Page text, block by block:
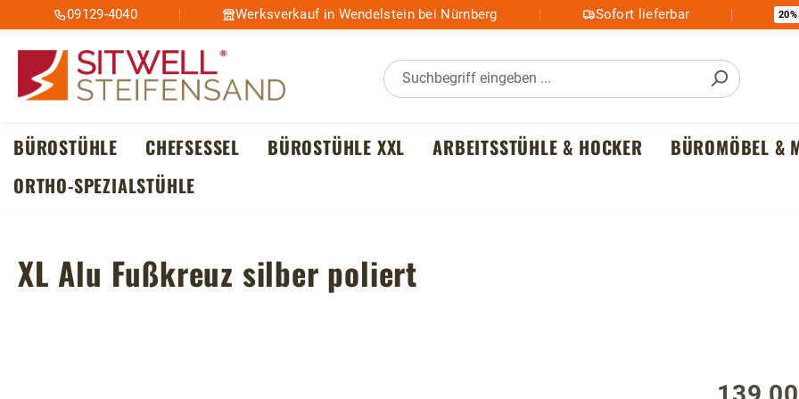
Hauptinhalt springen
Zur Suche springen
Zur Hauptnavigation springen
09129-4040 Werksverkauf in Wendelstein bei Nürnberg Sofort lieferbar 20%
BÜROSTÜHLE CHEFSESSEL BÜROSTÜHLE XXL ARBEITSSTÜHLE & HOCKER BÜROMÖBEL &
ORTHO-SPEZIALSTÜHLE
XL Alu Fußkreuz silber poliert
Regulärer